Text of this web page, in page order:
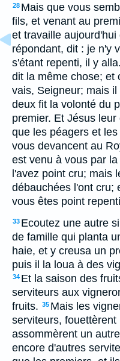
28 Mais que vous
fils, et venant au
et travaille aujourd'hui
répondant, dit : je n'y
s'étant repenti, il y alla.
dit la même chose; et
vais, Seigneur; mais il
deux fit la volonté du
premier. Et Jésus
que les péagers et
vous devancent au
est venu à vous par
l'avez point cru; mais
débauchées l'ont cru;
vous êtes point
33 Ecoutez une autre
de famille qui planta
haie, et y creusa un
puis il la loua à des
34 Et la saison des
serviteurs aux
fruits. 35 Mais les
serviteurs,
assommèrent un
encore d'autres